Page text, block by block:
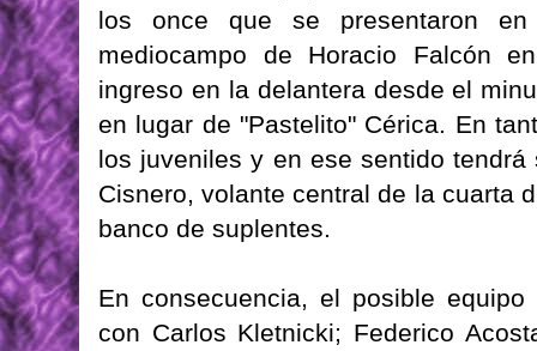
los once que se presentaron
mediocampo de Horacio Falcón
ingreso en la delantera desde el
en lugar de "Pastelito" Cérica. En
los juveniles y en ese sentido
Cisnero, volante central de la cuarta
banco de suplentes.
En consecuencia, el posible
con Carlos Kletnicki; Federico